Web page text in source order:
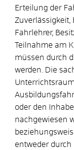
Erteilung der
Zuverlässigkeit,
Fahrlehrer,
Teilnahme am
müssen durch
werden. Die
oder den
nachgewiesen
entweder durch